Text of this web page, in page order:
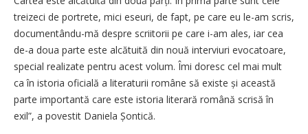
treizeci de portrete, mici eseuri, de fapt, pe care eu le-am scris,
documentându-mă despre scriitorii pe care i-am ales, iar cea
de-a doua parte este alcătuită din nouă interviuri evocatoare,
special realizate pentru acest volum. Îmi doresc cel mai mult
ca în istoria oficială a literaturii române să existe și această
parte importantă care este istoria literară română scrisă în
exil”, a povestit Daniela Șontică.